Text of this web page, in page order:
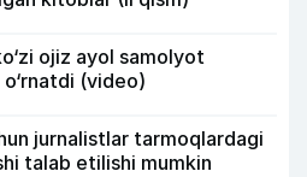
ojiz ayol samolyot
(video)
jurnalistlar tarmoqlardagi
talab etilishi mumkin